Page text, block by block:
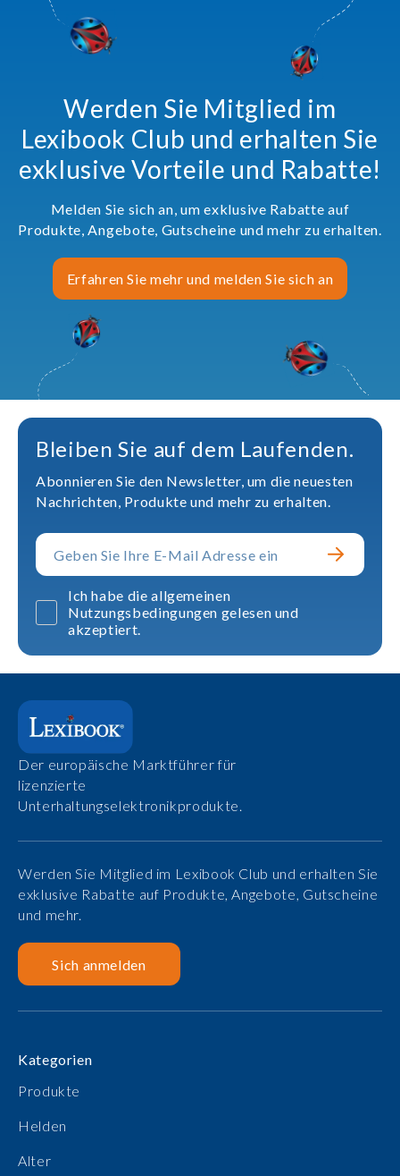
Werden Sie Mitglied im
Lexibook Club und erhalten Sie
exklusive Vorteile und Rabatte!
Melden Sie sich an, um exklusive Rabatte auf
Produkte, Angebote, Gutscheine und mehr zu erhalten.
Erfahren Sie mehr und melden Sie sich an
Bleiben Sie auf dem Laufenden.
Abonnieren Sie den Newsletter, um die neuesten
Nachrichten, Produkte und mehr zu erhalten.
Ich habe die allgemeinen
Nutzungsbedingungen gelesen und
akzeptiert.
Der europäische Marktführer für
lizenzierte
Unterhaltungselektronikprodukte.
Werden Sie Mitglied im Lexibook Club und erhalten Sie
exklusive Rabatte auf Produkte, Angebote, Gutscheine
und mehr.
Sich anmelden
Kategorien
Produkte
Helden
Alter